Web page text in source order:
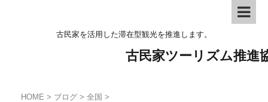
古民家を活用した滞在型観光を推進します。
古民家ツーリズム推進
HOME > ブログ > 全国 >